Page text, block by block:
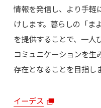
情報を発信し、より手軽
けします。暮らしの「ま
を提供することで、一人
コミュニケーションを生
存在となることを目指し
イーデス